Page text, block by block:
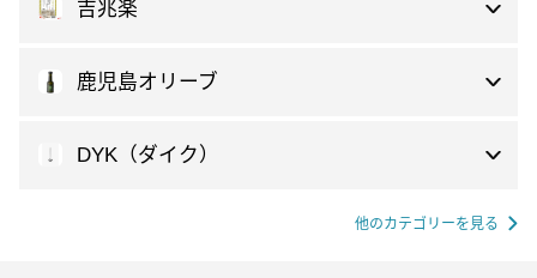
吉兆楽
鹿児島オリーブ
DYK（ダイク）
他のカテゴリーを見る